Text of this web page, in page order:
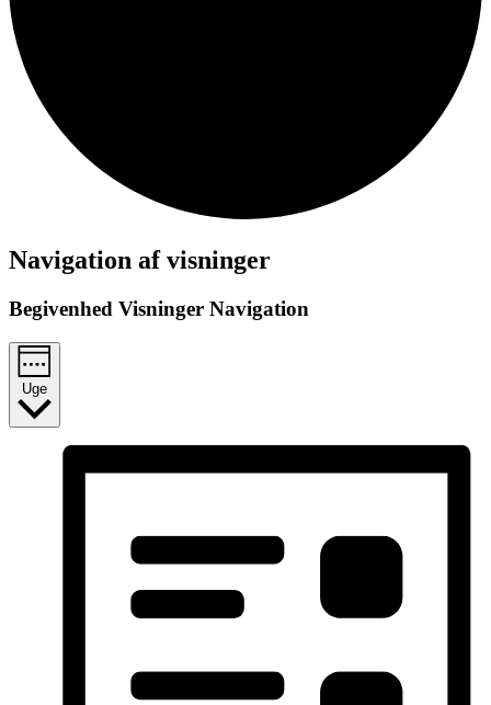
Navigation af visninger
Begivenhed Visninger Navigation
Uge